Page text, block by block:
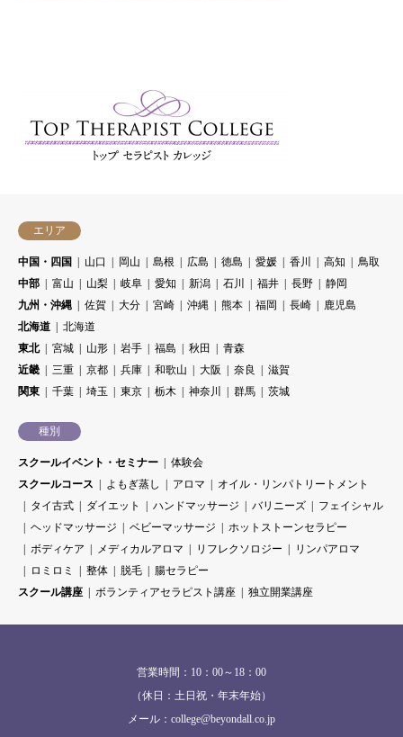
エリア
中国・四国 山口 岡山 島根 広島 徳島 愛媛 香川 高知
鳥取
中部
富山 山梨 岐阜 愛知 新潟 石川 福井 長野
静岡
九州・沖縄
佐賀 大分 宮崎 沖縄 熊本 福岡 長崎
鹿児島
北海道
北海道
東北
宮城 山形 岩手 福島 秋田
青森
近畿
三重 京都 兵庫 和歌山 大阪 奈良
滋賀
関東
千葉 埼玉 東京 栃木 神奈川 群馬 茨城
種別
スクールイベント・セミナー
体験会
スクールコース
よもぎ蒸し アロマ
オイル・リンパトリートメント
タイ古式
ダイエット ハンドマッサージ バリニーズ
フェイシャル
ヘッドマッサージ
ベビーマッサージ
ホットストーンセラピー
ボディケア
メディカルアロマ リフレクソロジー
リンパアロマ
ロミロミ
整体 脱毛
腸セラピー
スクール講座
ボランティアセラピスト講座 独立開業講座
営業時間：10：00～18：00
（休日：土日祝・年末年始）
メール：college@beyondall.co.jp